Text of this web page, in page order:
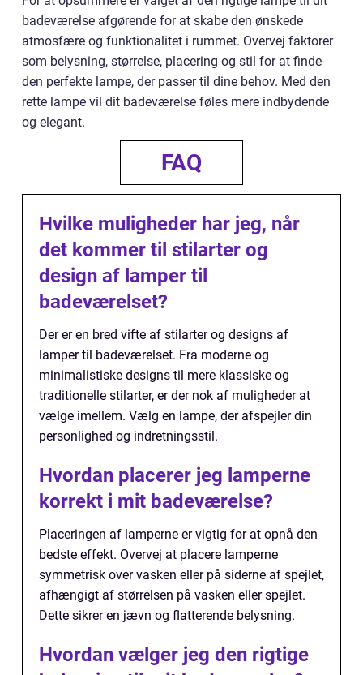
badeværelse afgørende for at skabe den ønskede
atmosfære og funktionalitet i rummet. Overvej faktorer
som belysning, størrelse, placering og stil for at finde
den perfekte lampe, der passer til dine behov. Med den
rette lampe vil dit badeværelse føles mere indbydende
og elegant.
FAQ
Hvilke muligheder har jeg, når
det kommer til stilarter og
design af lamper til
badeværelset?
Der er en bred vifte af stilarter og designs af
lamper til badeværelset. Fra moderne og
minimalistiske designs til mere klassiske og
traditionelle stilarter, er der nok af muligheder at
vælge imellem. Vælg en lampe, der afspejler din
personlighed og indretningsstil.
Hvordan placerer jeg lamperne
korrekt i mit badeværelse?
Placeringen af lamperne er vigtig for at opnå den
bedste effekt. Overvej at placere lamperne
symmetrisk over vasken eller på siderne af spejlet,
afhængigt af størrelsen på vasken eller spejlet.
Dette sikrer en jævn og flatterende belysning.
Hvordan vælger jeg den rigtige